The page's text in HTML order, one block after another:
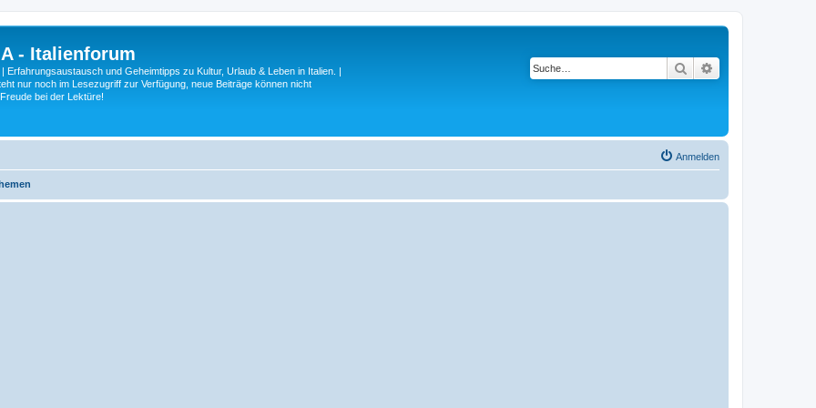
- Italienforum
Erfahrungsaustausch und Geheimtipps zu Kultur, Urlaub & Leben in Italien. |
nur noch im Lesezugriff zur Verfügung, neue Beiträge können nicht
bei der Lektüre!
Suche
Anmelden